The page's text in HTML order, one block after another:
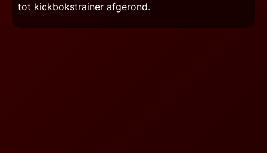
tot kickbokstrainer afgerond.